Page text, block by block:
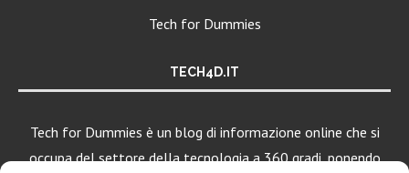
Tech for Dummies
TECH4D.IT
Tech for Dummies è un blog di informazione online che si
occupa del settore della tecnologia a 360 gradi, ponendo